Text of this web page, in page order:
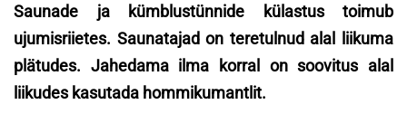
Saunade ja kümblustünnide külastus toimub
ujumisriietes. Saunatajad on teretulnud alal liikuma
plätudes. Jahedama ilma korral on soovitus alal
liikudes kasutada hommikumantlit.